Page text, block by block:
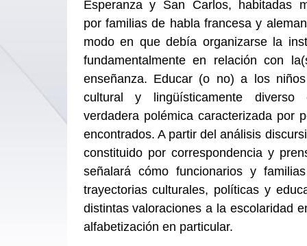
Esperanza y San Carlos, habitadas
por familias de habla francesa y
modo en que debía organizarse la
fundamentalmente en relación con
enseñanza. Educar (o no) a los
cultural y lingüísticamente diverso
verdadera polémica caracterizada por
encontrados. A partir del análisis
constituido por correspondencia y
señalará cómo funcionarios y
trayectorias culturales, políticas y
distintas valoraciones a la escolaridad
alfabetización en particular.